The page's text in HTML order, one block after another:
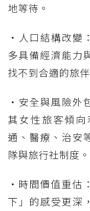
地等待。
・人口結構改變
多具備經濟能力
找不到合適的旅伴
・安全與風險外
其女性旅客傾
通、醫療、治安
隊與旅行社制度。
・時間價值重估
下」的感受更深